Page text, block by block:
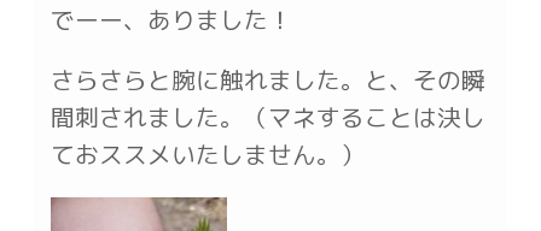
でーー、ありました！
さらさらと腕に触れました。と、その瞬
間刺されました。（マネすることは決し
ておススメいたしません。）